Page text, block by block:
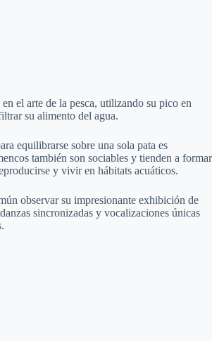
en el arte de la pesca, utilizando su pico en
su alimento del agua.
equilibrarse sobre una sola pata es
también son sociables y tienden a formar
y vivir en hábitats acuáticos.
observar su impresionante exhibición de
sincronizadas y vocalizaciones únicas